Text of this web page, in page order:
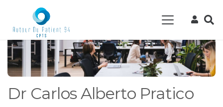
Dr Carlos Alberto Pratico